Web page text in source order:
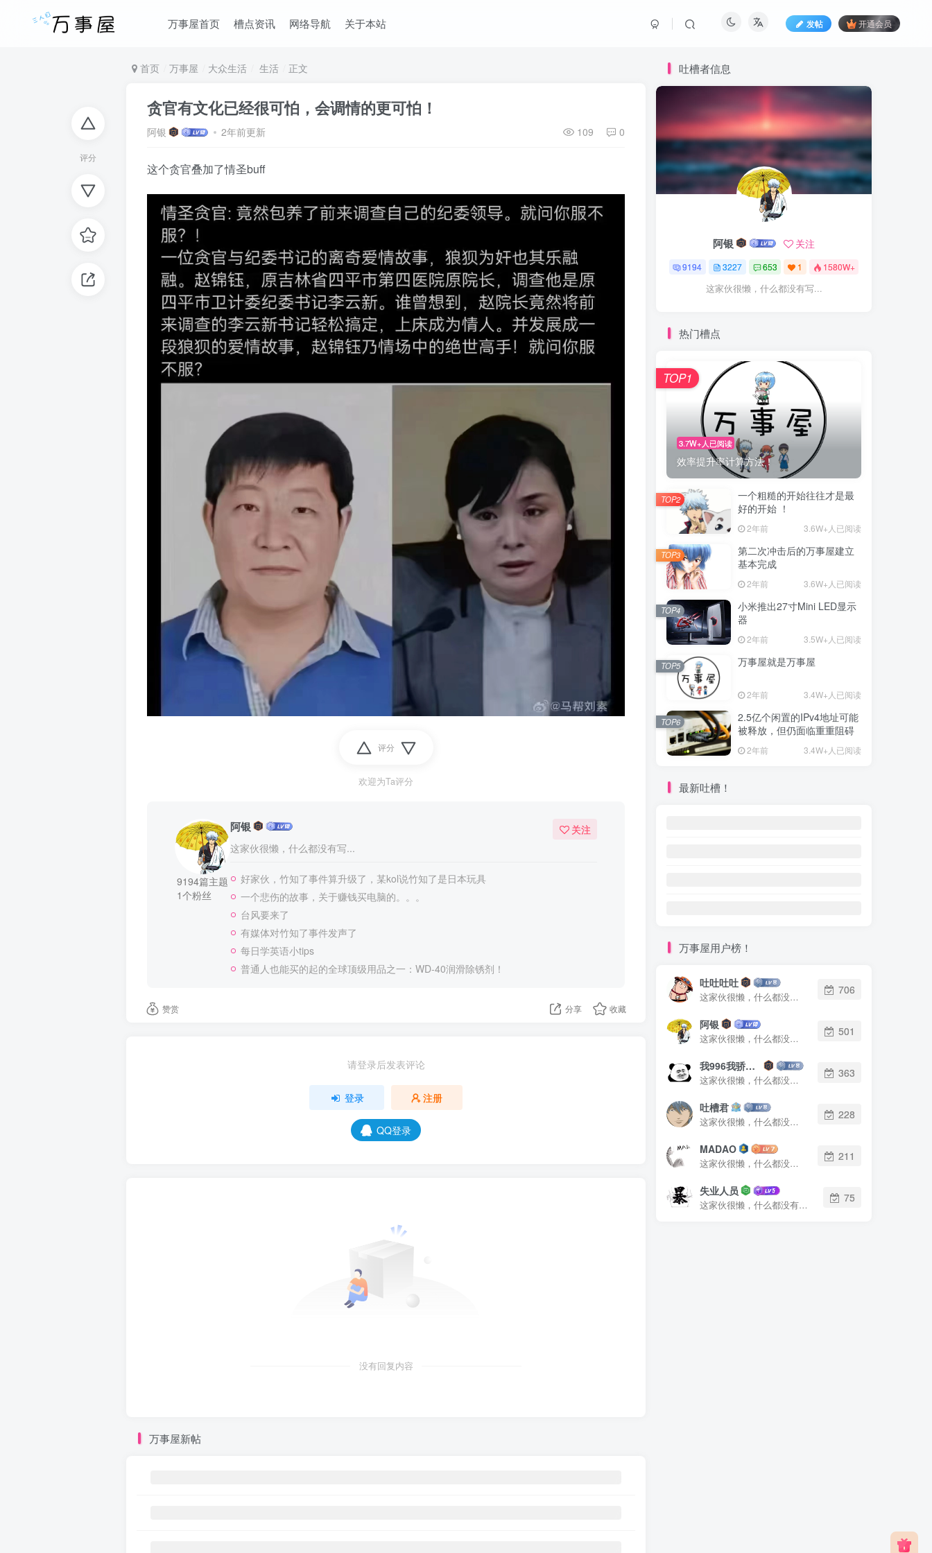
万事屋首页 槽点资讯 网络导航 关于本站 发帖 开通会员
评分
首页 万事屋 大众生活 生活 正文
贪官有文化已经很可怕，会调情的更可怕！
阿银 2年前更新 109 0
这个贪官叠加了情圣buff
评分
欢迎为Ta评分
9194篇主题
1个粉丝
阿银
这家伙很懒，什么都没有写...
关注
好家伙，竹知了事件算升级了，某kol说竹知了是日本玩具
一个悲伤的故事，关于赚钱买电脑的。。。
台风要来了
有媒体对竹知了事件发声了
每日学英语小tips
普通人也能买的起的全球顶级用品之一：WD-40润滑除锈剂！
赞赏 分享 收藏
请登录后发表评论
登录 注册
QQ登录
没有回复内容
万事屋新帖
吐槽者信息
阿银 关注
9194 3227 653 1 1580W+
这家伙很懒，什么都没有写...
热门槽点
3.7W+人已阅读
效率提升率计算方法！
TOP1
一个粗糙的开始往往才是最
好的开始 ！
2年前 3.6W+人已阅读
TOP2
第二次冲击后的万事屋建立
基本完成
2年前 3.6W+人已阅读
TOP3
小米推出27寸Mini LED显示
器
2年前 3.5W+人已阅读
TOP4
万事屋就是万事屋
2年前 3.4W+人已阅读
TOP5
2.5亿个闲置的IPv4地址可能
被释放，但仍面临重重阻碍
2年前 3.4W+人已阅读
TOP6
最新吐槽！
万事屋用户榜！
吐吐吐吐
这家伙很懒，什么都没有写...
706
阿银
这家伙很懒，什么都没有写...
501
我996我骄傲了么
这家伙很懒，什么都没有写...
363
吐槽君
这家伙很懒，什么都没有写...
228
MADAO
这家伙很懒，什么都没有写...
211
失业人员
这家伙很懒，什么都没有写...
75